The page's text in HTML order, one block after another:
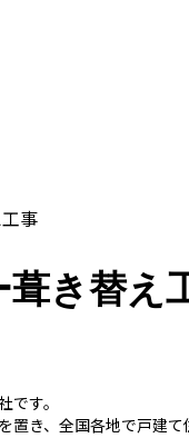
事
き替え
です。
置き、全国各地で戸建